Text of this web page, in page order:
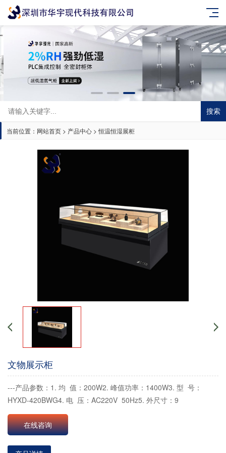
搜索
当前位置： 网站首页 > 产品中心 >恒温恒湿展柜
文物展示柜
---产品参数：1. 均 值：200W2. 峰值功率：1400W3. 型 号：
HYXD-420BWG4. 电 压：AC220V 50Hz5. 外尺寸：9
在线咨询